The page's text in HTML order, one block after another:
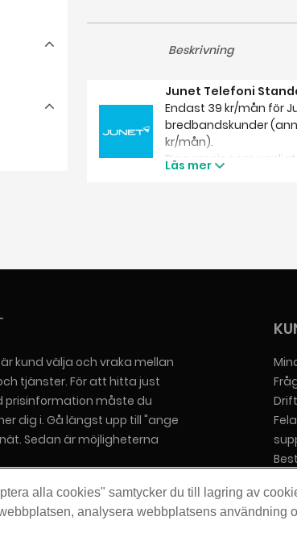
Beskrivning
Junet Telefoni
Endast 39 kr/mån för
bredbandskunder
kr/mån).
Ring precis som
Läs mer
kund välja och vraka mellan
tjänster. För att hitta just
prisinformation måste du
dig i. Gå längst upp till "ange
Sedan är möjligheterna
Vår
alla cookies" samtycker du till lagring av
analysera webbplatsens användning